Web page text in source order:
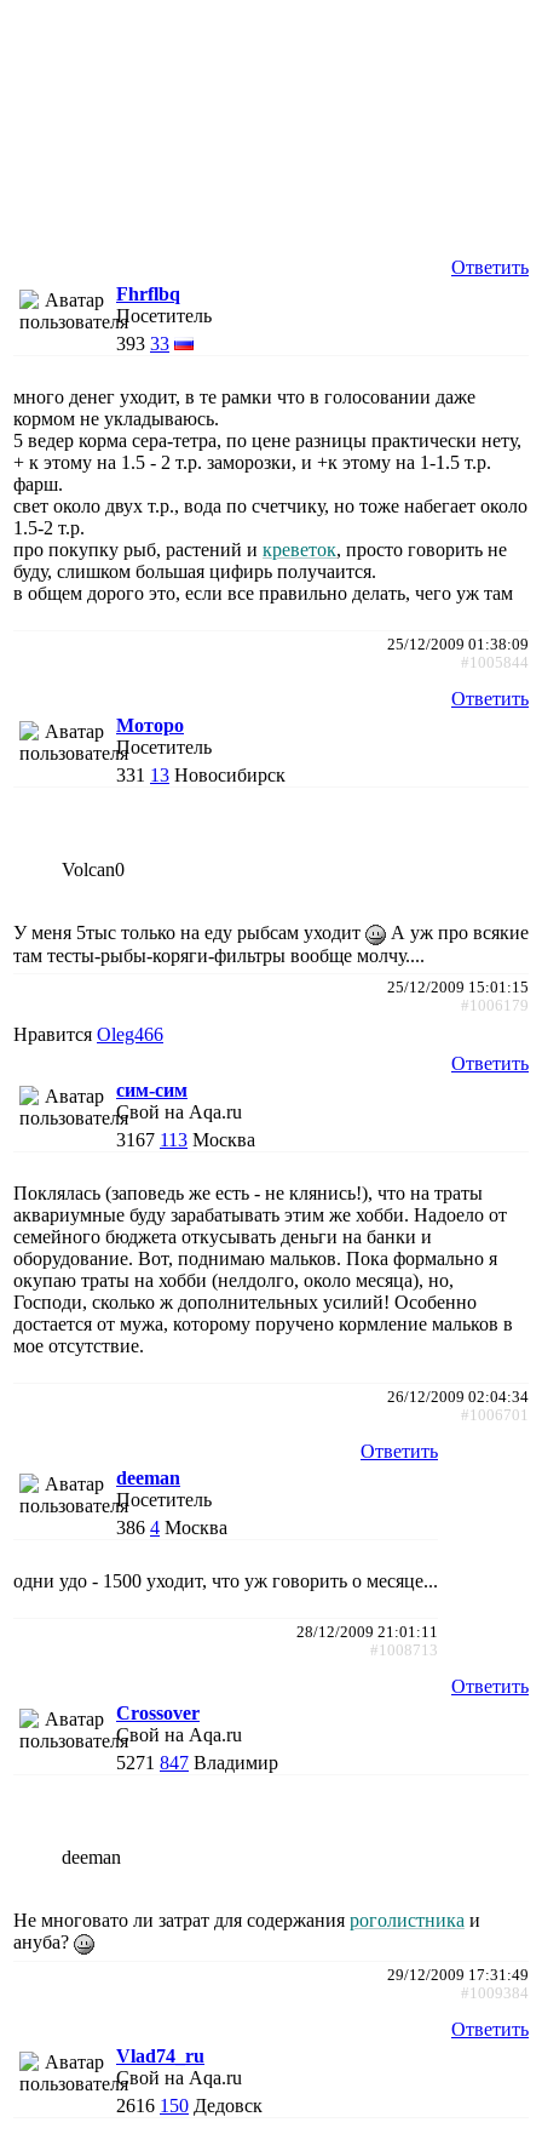
Ответить
Fhrflbq
Посетитель
393 33
много денег уходит, в те рамки что в голосовании даже
кормом не укладываюсь.
5 ведер корма сера-тетра, по цене разницы практически нету,
+ к этому на 1.5 - 2 т.р. заморозки, и +к этому на 1-1.5 т.р.
фарш.
свет около двух т.р., вода по счетчику, но тоже набегает около
1.5-2 т.р.
про покупку рыб, растений и креветок, просто говорить не
буду, слишком большая цифирь получаится.
в общем дорого это, если все правильно делать, чего уж там
25/12/2009 01:38:09
#1005844
Ответить
Моторо
Посетитель
331 13 Новосибирск
Volcan0
У меня 5тыс только на еду рыбсам уходит
А уж про всякие
там тесты-рыбы-коряги-фильтры вообще молчу....
25/12/2009 15:01:15
#1006179
Нравится Oleg466
Ответить
сим-сим
Свой на Aqa.ru
3167 113 Москва
Поклялась (заповедь же есть - не клянись!), что на траты
аквариумные буду зарабатывать этим же хобби. Надоело от
семейного бюджета откусывать деньги на банки и
оборудование. Вот, поднимаю мальков. Пока формально я
окупаю траты на хобби (нелдолго, около месяца), но,
Господи, сколько ж дополнительных усилий! Особенно
достается от мужа, которому поручено кормление мальков в
мое отсутствие.
26/12/2009 02:04:34
#1006701
Ответить
deeman
Посетитель
386 4 Москва
одни удо - 1500 уходит, что уж говорить о месяце...
28/12/2009 21:01:11
#1008713
Ответить
Crossover
Свой на Aqa.ru
5271 847 Владимир
deeman
Не многовато ли затрат для содержания роголистника и
ануба?
29/12/2009 17:31:49
#1009384
Ответить
Vlad74_ru
Свой на Aqa.ru
2616 150 Дедовск